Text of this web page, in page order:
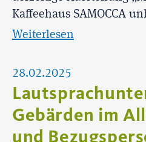
Kaffeehaus SAMOCCA
Weiterlesen
28.02.2025
Gebärden im
und